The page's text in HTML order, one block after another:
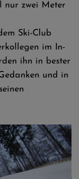
nur zwei Meter
Ski-Club
im In-
ihn in bester
und in